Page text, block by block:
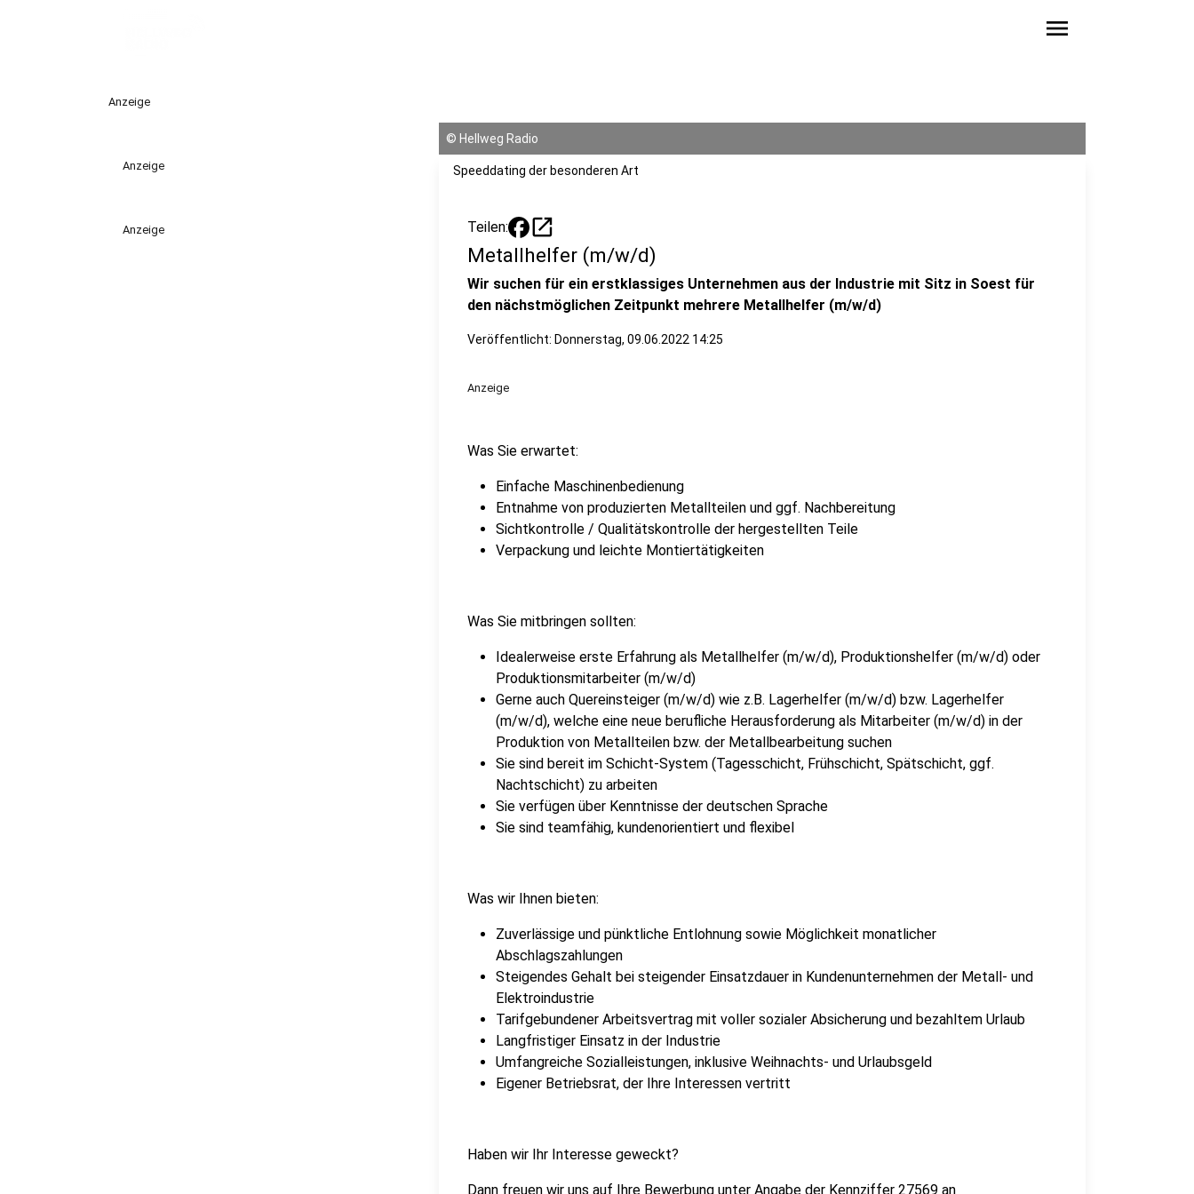
menu
Anzeige
Anzeige
Anzeige
© Hellweg Radio
Speeddating der besonderen Art
Teilen: open_in_new
Metallhelfer (m/w/d)
Wir suchen für ein erstklassiges Unternehmen aus der Industrie mit Sitz in Soest für
den nächstmöglichen Zeitpunkt mehrere Metallhelfer (m/w/d)
Veröffentlicht: Donnerstag, 09.06.2022 14:25
Anzeige
Was Sie erwartet:
Einfache Maschinenbedienung
Entnahme von produzierten Metallteilen und ggf. Nachbereitung
Sichtkontrolle / Qualitätskontrolle der hergestellten Teile
Verpackung und leichte Montiertätigkeiten
Was Sie mitbringen sollten:
Idealerweise erste Erfahrung als Metallhelfer (m/w/d), Produktionshelfer (m/w/d) oder
Produktionsmitarbeiter (m/w/d)
Gerne auch Quereinsteiger (m/w/d) wie z.B. Lagerhelfer (m/w/d) bzw. Lagerhelfer
(m/w/d), welche eine neue berufliche Herausforderung als Mitarbeiter (m/w/d) in der
Produktion von Metallteilen bzw. der Metallbearbeitung suchen
Sie sind bereit im Schicht-System (Tagesschicht, Frühschicht, Spätschicht, ggf.
Nachtschicht) zu arbeiten
Sie verfügen über Kenntnisse der deutschen Sprache
Sie sind teamfähig, kundenorientiert und flexibel
Was wir Ihnen bieten:
Zuverlässige und pünktliche Entlohnung sowie Möglichkeit monatlicher
Abschlagszahlungen
Steigendes Gehalt bei steigender Einsatzdauer in Kundenunternehmen der Metall- und
Elektroindustrie
Tarifgebundener Arbeitsvertrag mit voller sozialer Absicherung und bezahltem Urlaub
Langfristiger Einsatz in der Industrie
Umfangreiche Sozialleistungen, inklusive Weihnachts- und Urlaubsgeld
Eigener Betriebsrat, der Ihre Interessen vertritt
Haben wir Ihr Interesse geweckt?
Dann freuen wir uns auf Ihre Bewerbung unter Angabe der Kennziffer 27569 an